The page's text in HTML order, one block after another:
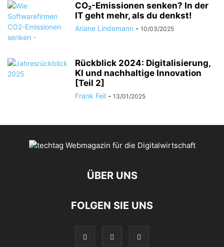
CO₂-Emissionen senken? In der
IT geht mehr, als du denkst!
Ariane Lindemann - 10/03/2025
Rückblick 2024: Digitalisierung,
KI und nachhaltige Innovation
[Teil 2]
Frank Feil - 13/01/2025
ÜBER UNS
FOLGEN SIE UNS